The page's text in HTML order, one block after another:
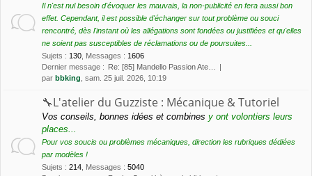
Il n'est nul besoin d'évoquer les mauvais, la non-publicité en fera aussi bon
effet. Cependant, il est possible d'échanger sur tout problème ou souci
rencontré, dès l'instant où les allégations sont fondées ou justifiées et qu'elles
ne soient pas susceptibles de réclamations ou de poursuites...
Sujets : 130 Messages : 1606
Dernier message : Re: [85] Mandello Passion Ate…
par bbking , sam. 25 juil. 2026, 10:19
🔧L'atelier du Guzziste : Mécanique & Tutoriel
Vos conseils, bonnes idées et combines y ont volontiers leurs
places...
Pour vos soucis ou problèmes mécaniques, direction les rubriques dédiées
par modèles !
Sujets : 214 Messages : 5040